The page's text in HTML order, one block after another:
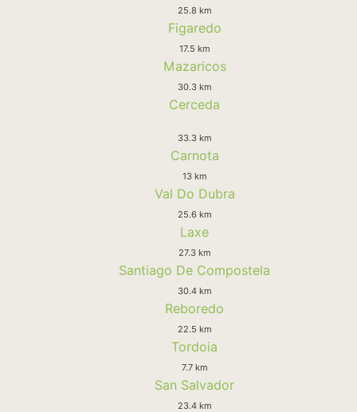
25.8 km
Figaredo
17.5 km
Mazaricos
30.3 km
Cerceda
33.3 km
Carnota
13 km
Val Do Dubra
25.6 km
Laxe
27.3 km
Santiago De Compostela
30.4 km
Reboredo
22.5 km
Tordoia
7.7 km
San Salvador
23.4 km